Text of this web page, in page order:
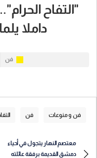
"التفاح
داملا
فن
فن و منوعات فن
معتصم النهار يتجول في أحياء
دمشق القديمة برفقة عائلته